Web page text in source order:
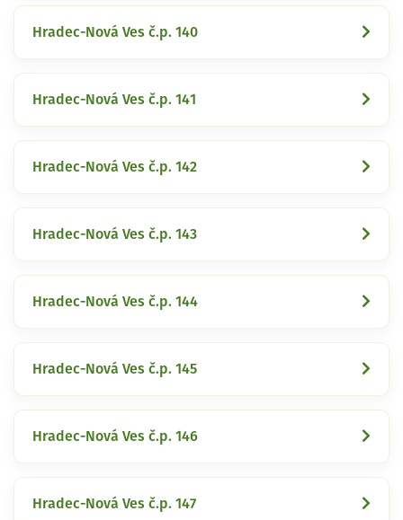
Hradec-Nová Ves č.p. 140
Hradec-Nová Ves č.p. 141
Hradec-Nová Ves č.p. 142
Hradec-Nová Ves č.p. 143
Hradec-Nová Ves č.p. 144
Hradec-Nová Ves č.p. 145
Hradec-Nová Ves č.p. 146
Hradec-Nová Ves č.p. 147